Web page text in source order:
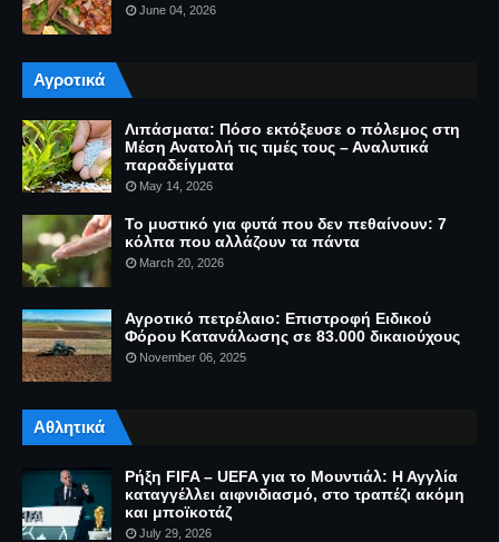
June 04, 2026
Αγροτικά
Λιπάσματα: Πόσο εκτόξευσε ο πόλεμος στη
Μέση Ανατολή τις τιμές τους – Αναλυτικά
παραδείγματα
May 14, 2026
Το μυστικό για φυτά που δεν πεθαίνουν: 7
κόλπα που αλλάζουν τα πάντα
March 20, 2026
Αγροτικό πετρέλαιο: Επιστροφή Ειδικού
Φόρου Κατανάλωσης σε 83.000 δικαιούχους
November 06, 2025
Αθλητικά
Ρήξη FIFA – UEFA για το Μουντιάλ: Η Αγγλία
καταγγέλλει αιφνιδιασμό, στο τραπέζι ακόμη
και μποϊκοτάζ
July 29, 2026